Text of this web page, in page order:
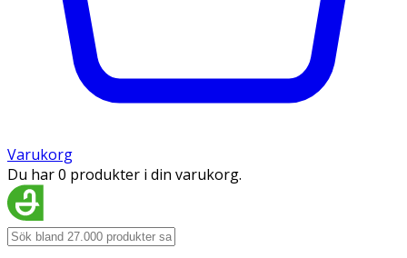
Varukorg
Du har 0 produkter i din varukorg.